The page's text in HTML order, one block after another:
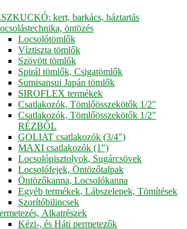
kert, barkács, háztartás
öntözés
Locsolótömlők
Víztiszta tömlők
Szövött tömlők
Spirál tömlők, Csigatömlők
Sumisansui Japán tömlők
SIROFLEX termékek
Csatlakozók, Tömlőösszekötők 1/2"
Csatlakozók, Tömlőösszekötők 1/2"
RÉZBŐL
GOLIAT csatlakozók (3/4")
MAXI csatlakozók (1")
Locsolópisztolyok, Sugárcsövek
Locsolófejek, Öntözőtalpak
Öntözőkanna, Locsolókanna
Egyéb termékek, Lábszelepek, Tömítések
Szorítóbilincsek
Alkatrészek
Kézi-, és Háti permetezők